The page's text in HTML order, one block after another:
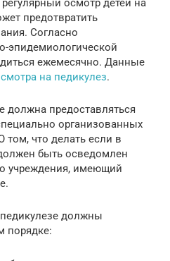
предотвратить
Согласно
эпидемиологической
ежемесячно. Данные
на педикулез.
должна предоставляться
организованных
том, что делать если в
быть осведомлен
учреждения, имеющий
должны
порядке: